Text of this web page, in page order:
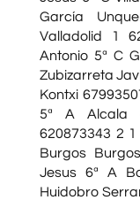
García
Valladolid 1
Antonio 5ª C
Zubizarreta
Kontxi
5ª A Alcala
620873343 2 1
Burgos
Jesus 6ª A
Huidobro